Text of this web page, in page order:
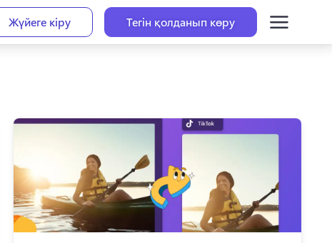
Жүйеге кіру
Тегін қолданып көру